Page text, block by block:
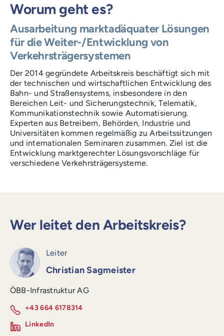
Worum geht es?
Ausarbeitung marktadäquater Lösungen
für die Weiter-/Entwicklung von
Verkehrsträgersystemen
Der 2014 gegründete Arbeitskreis beschäftigt sich mit
der technischen und wirtschaftlichen Entwicklung des
Bahn- und Straßensystems, insbesondere in den
Bereichen Leit- und Sicherungstechnik, Telematik,
Kommunikationstechnik sowie Automatisierung.
Experten aus Betreibern, Behörden, Industrie und
Universitäten kommen regelmäßig zu Arbeitssitzungen
und internationalen Seminaren zusammen. Ziel ist die
Entwicklung marktgerechter Lösungsvorschläge für
verschiedene Verkehrsträgersysteme.
Wer leitet den Arbeitskreis?
Leiter
Christian Sagmeister
ÖBB-Infrastruktur AG
+43 664 6178314
LinkedIn